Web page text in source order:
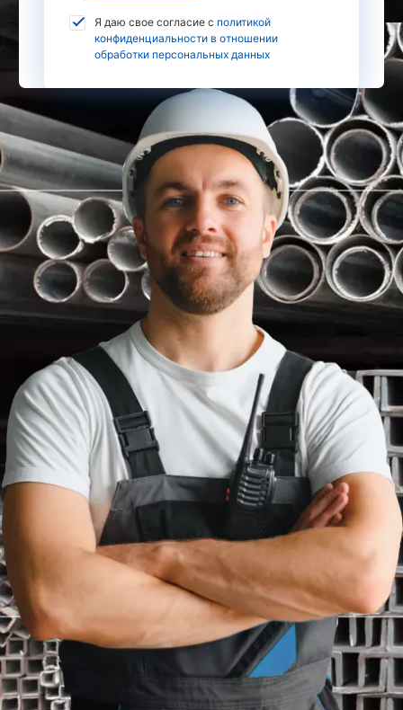
Я даю свое согласие с политикой
конфиденциальности в отношении
обработки персональных данных